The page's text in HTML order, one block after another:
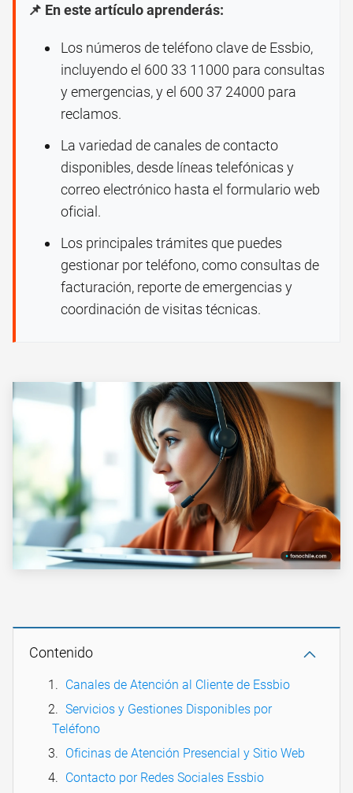
📌 En este artículo aprenderás:
Los números de teléfono clave de Essbio,
incluyendo el 600 33 11000 para consultas
y emergencias, y el 600 37 24000 para
reclamos.
La variedad de canales de contacto
disponibles, desde líneas telefónicas y
correo electrónico hasta el formulario web
oficial.
Los principales trámites que puedes
gestionar por teléfono, como consultas de
facturación, reporte de emergencias y
coordinación de visitas técnicas.
Contenido
Canales de Atención al Cliente de Essbio
Servicios y Gestiones Disponibles por
Teléfono
Oficinas de Atención Presencial y Sitio Web
Contacto por Redes Sociales Essbio